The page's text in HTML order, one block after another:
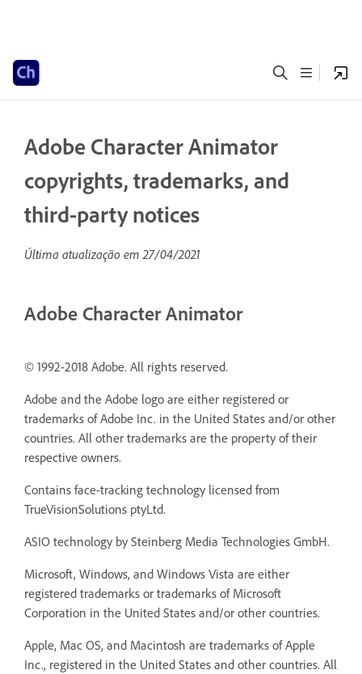
Adobe Character Animator
copyrights, trademarks, and
third-party notices
Última atualização em27/04/2021
Adobe Character Animator
© 1992-2018 Adobe. All rights reserved.
Adobe and the Adobe logo are either registered or
trademarks of Adobe Inc. in the United States and/or other
countries. All other trademarks are the property of their
respective owners.
Contains face-tracking technology licensed from
TrueVisionSolutions ptyLtd.
ASIO technology by Steinberg Media Technologies GmbH.
Microsoft, Windows, and Windows Vista are either
registered trademarks or trademarks of Microsoft
Corporation in the United States and/or other countries.
Apple, Mac OS, and Macintosh are trademarks of Apple
Inc., registered in the United States and other countries. All